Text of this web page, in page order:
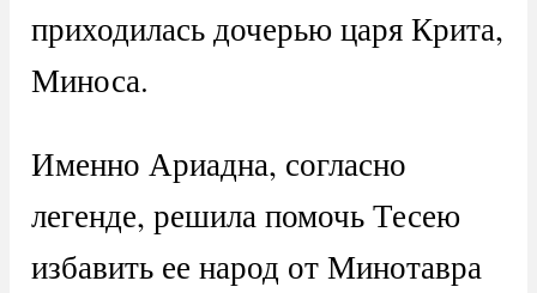
приходилась дочерью царя Крита,
Миноса.
Именно Ариадна, согласно
легенде, решила помочь Тесею
избавить ее народ от Минотавра